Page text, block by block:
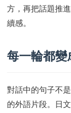
方，再把話題推
續感。
每一輪都變
對話中的句子不
的外語片段。日